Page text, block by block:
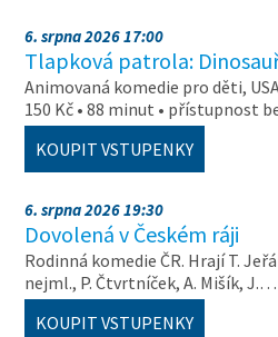
6. srpna 2026 17:00
Tlapková patrola:
Animovaná komedie pro děti,
150 Kč • 88 minut • přístupnost
KOUPIT VSTUPENKY
6. srpna 2026 19:30
Dovolená v Českém ráji
Rodinná komedie ČR. Hrají T.
nejml., P. Čtvrtníček, A. Mišík, J.…
KOUPIT VSTUPENKY